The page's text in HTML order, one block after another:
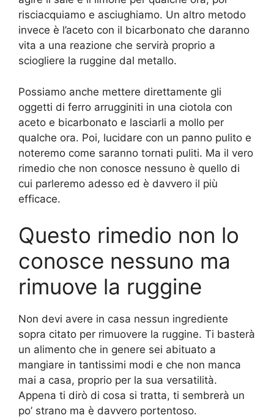
risciacquiamo e asciughiamo. Un altro metodo
invece è l’aceto con il bicarbonato che daranno
vita a una reazione che servirà proprio a
sciogliere la ruggine dal metallo.
Possiamo anche mettere direttamente gli
oggetti di ferro arrugginiti in una ciotola con
aceto e bicarbonato e lasciarli a mollo per
qualche ora. Poi, lucidare con un panno pulito e
noteremo come saranno tornati puliti. Ma il vero
rimedio che non conosce nessuno è quello di
cui parleremo adesso ed è davvero il più
efficace.
Questo rimedio non lo
conosce nessuno ma
rimuove la ruggine
Non devi avere in casa nessun ingrediente
sopra citato per rimuovere la ruggine. Ti basterà
un alimento che in genere sei abituato a
mangiare in tantissimi modi e che non manca
mai a casa, proprio per la sua versatilità.
Appena ti dirò di cosa si tratta, ti sembrerà un
po’ strano ma è davvero portentoso.